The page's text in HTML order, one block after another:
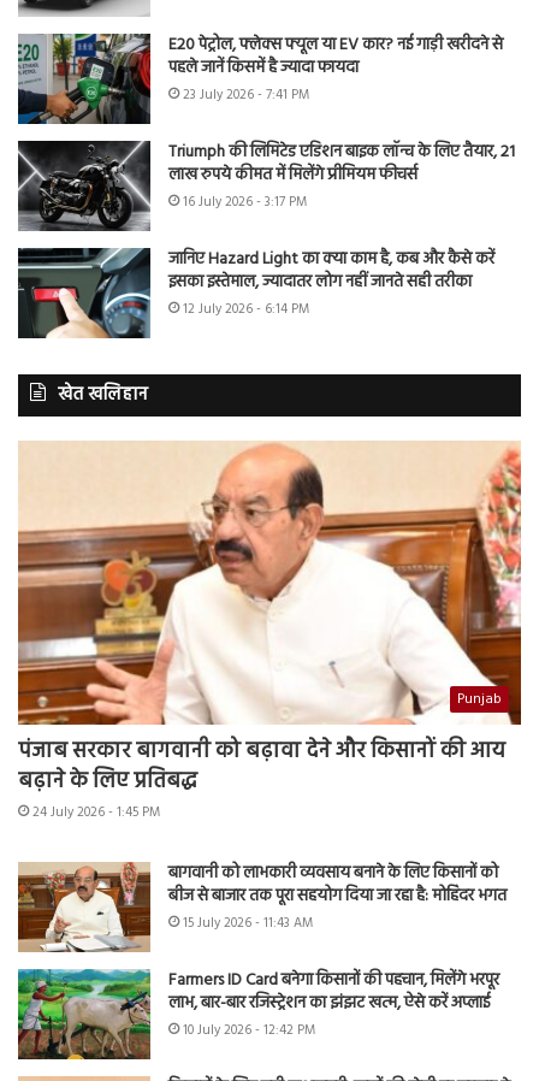
E20 पेट्रोल, फ्लेक्स फ्यूल या EV कार? नई गाड़ी खरीदने से
पहले जानें किसमें है ज्यादा फायदा
23 July 2026 - 7:41 PM
Triumph की लिमिटेड एडिशन बाइक लॉन्च के लिए तैयार, 21
लाख रुपये कीमत में मिलेंगे प्रीमियम फीचर्स
16 July 2026 - 3:17 PM
जानिए Hazard Light का क्या काम है, कब और कैसे करें
इसका इस्तेमाल, ज्यादातर लोग नहीं जानते सही तरीका
12 July 2026 - 6:14 PM
खेत खलिहान
Punjab
पंजाब सरकार बागवानी को बढ़ावा देने और किसानों की आय
बढ़ाने के लिए प्रतिबद्ध
24 July 2026 - 1:45 PM
बागवानी को लाभकारी व्यवसाय बनाने के लिए किसानों को
बीज से बाजार तक पूरा सहयोग दिया जा रहा है: मोहिंदर भगत
15 July 2026 - 11:43 AM
Farmers ID Card बनेगा किसानों की पहचान, मिलेंगे भरपूर
लाभ, बार-बार रजिस्ट्रेशन का झंझट खत्म, ऐसे करें अप्लाई
10 July 2026 - 12:42 PM